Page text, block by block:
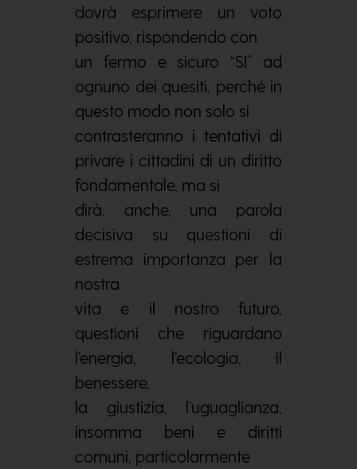
dovrà esprimere un voto
positivo, rispondendo con
un fermo e sicuro “SI” ad
ognuno dei quesiti, perché in
questo modo non solo si
contrasteranno i tentativi di
privare i cittadini di un diritto
fondamentale, ma si
dirà, anche, una parola
decisiva su questioni di
estrema importanza per la
nostra
vita e il nostro futuro,
questioni che riguardano
l’energia, l’ecologia, il
benessere,
la giustizia, l’uguaglianza,
insomma beni e diritti
comuni, particolarmente